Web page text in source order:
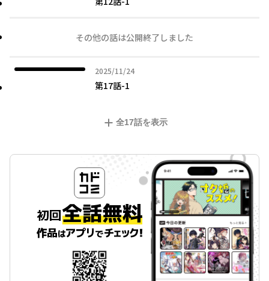
その他の話は公開終了しました
2025/11/24
2025年11月24日
第17話-1
全17話を表示